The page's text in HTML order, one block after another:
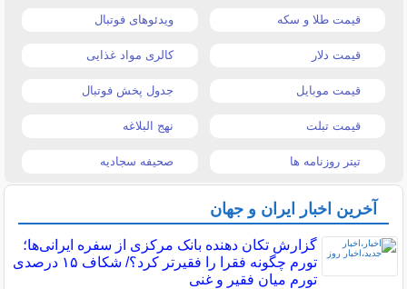
قیمت طلا و سکه ویدئوهای فوتبال
قیمت دلار کالری مواد غذایی
قیمت موبایل جدول پخش فوتبال
قیمت تبلت نهج البلاغه
تیتر روزنامه ها صحیفه سجادیه
آخرین اخبار ایران و جهان
گزارش تکان‌ دهنده بانک مرکزی از سفره ایرانی‌ها؛
تورم چگونه فقرا را فقیرتر کرد؟/ شکاف ۱۵ درصدی
تورم میان فقیر و غنی